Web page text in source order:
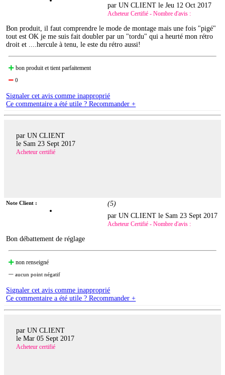
par UN CLIENT leJeu 12 Oct 2017
Acheteur Certifié - Nombre d'avis :
Bon produit, il faut comprendre le mode de montage mais une fois "pigé"
tout est OK je me suis fait doubler par un "tordu" qui a heurté mon rétro
droit et ....hercule à tenu, le este du rétro aussi!
bon produit et tient parfaitement
0
Signaler cet avis comme inapproprié
Ce commentaire a été utile ? Recommander +
par UN CLIENT
le Sam 23 Sept 2017
Acheteur certifié
Note Client : (5)
par UN CLIENT le Sam 23 Sept 2017
Acheteur Certifié - Nombre d'avis :
Bon débattement de réglage
non renseigné
aucun point négatif
Signaler cet avis comme inapproprié
Ce commentaire a été utile ? Recommander +
par UN CLIENT
le Mar 05 Sept 2017
Acheteur certifié